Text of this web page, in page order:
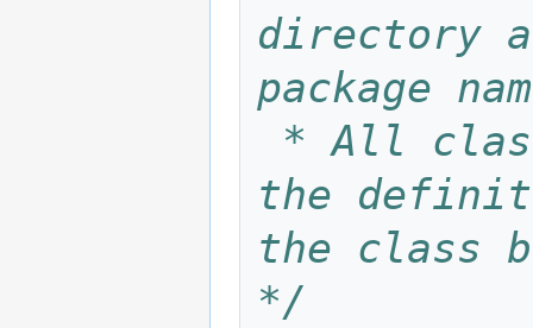
directory
package
the
the class
*/